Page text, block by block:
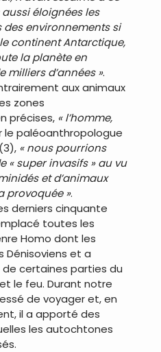
éloignées les
des environnements si
continent Antarctique,
la planète en
milliers d’années ».
aux animaux
zones
précises, « l’homme,
le paléoanthropologue
« nous pourrions
« super invasifs » au vu
et d’animaux
provoquée ».
derniers cinquante
toutes les
Homo dont les
Dénisoviens et a
certaines parties du
le feu. Durant notre
de voyager et, en
il a apporté des
les autochtones